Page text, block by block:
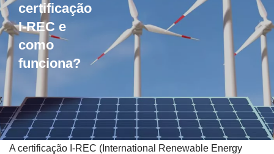
certificação
I-REC e
como
funciona?
A certificação I-REC (International Renewable Energy